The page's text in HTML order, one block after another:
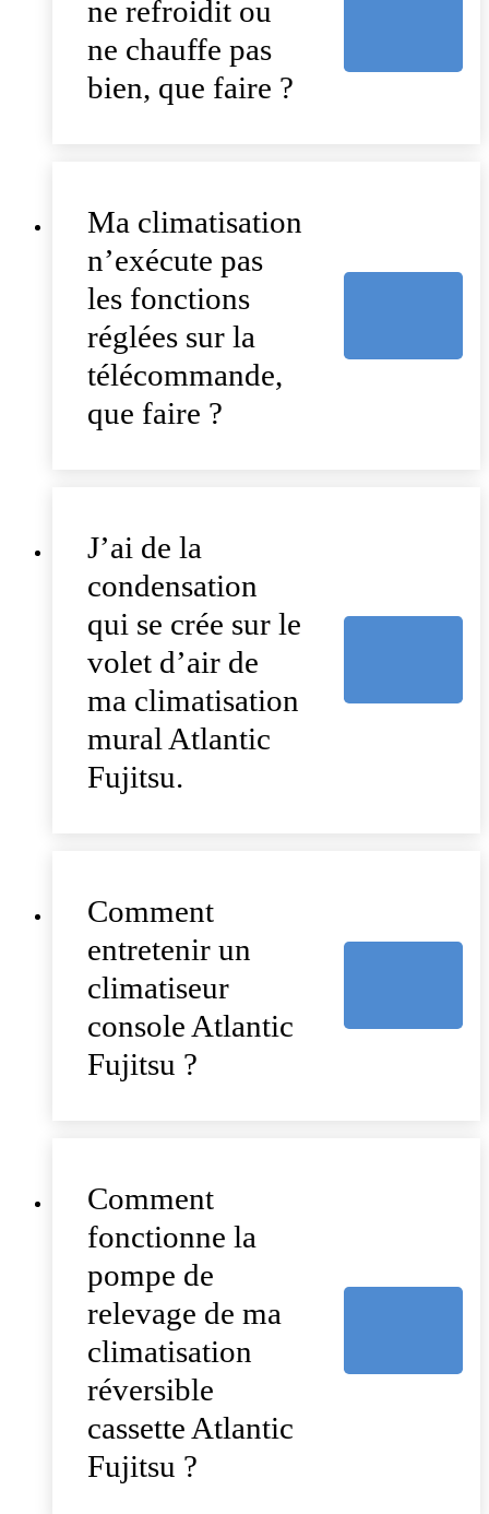
ne refroidit ou
ne chauffe pas
bien, que faire ?
Ma climatisation
n’exécute pas
les fonctions
réglées sur la
télécommande,
que faire ?
J’ai de la
condensation
qui se crée sur le
volet d’air de
ma climatisation
mural Atlantic
Fujitsu.
Comment
entretenir un
climatiseur
console Atlantic
Fujitsu ?
Comment
fonctionne la
pompe de
relevage de ma
climatisation
réversible
cassette Atlantic
Fujitsu ?